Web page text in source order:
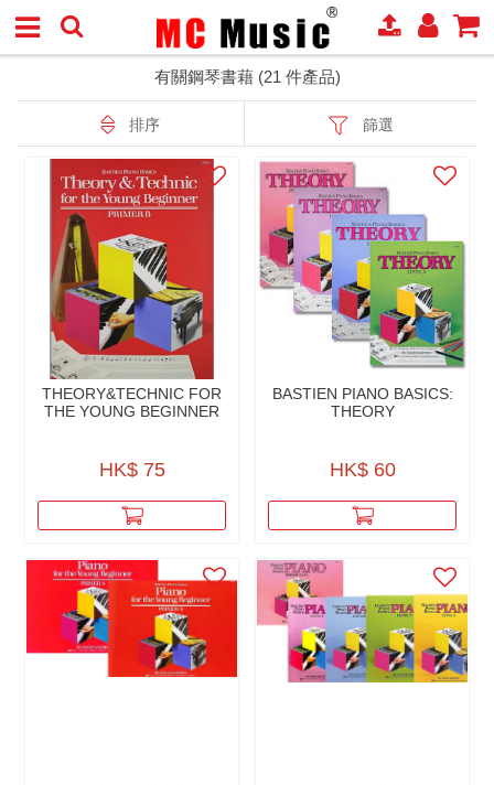
有關鋼琴書藉 (21 件產品)
排序 篩選
THEORY&TECHNIC FOR
THE YOUNG BEGINNER
HK$ 75
BASTIEN PIANO BASICS:
THEORY
HK$ 60